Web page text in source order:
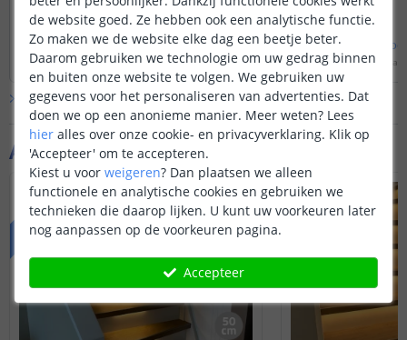
Aanvullende producten
PREMIUM PREMIUM
het hoogste punt naar beneden te
wandelen?
er nog steeds voor zorgen dat de
gehele kabelboom met strips aan gaat.
Bekijk hele antwoord
Door Levi op zondag 8 februari 2026
Bekijk hele
Door Louise op woensdag
Bekijk alle Vraag & antwoord
de website goed. Ze hebben ook een analytische functie.
Zo maken we de website elke dag een beetje beter.
Daarom gebruiken we technologie om uw gedrag binnen
en buiten onze website te volgen. We gebruiken uw
gegevens voor het personaliseren van advertenties. Dat
doen we op een anonieme manier. Meer weten? Lees
hier alles over onze cookie- en privacyverklaring. Klik op
'Accepteer' om te accepteren.
Kiest u voor weigeren? Dan plaatsen we alleen
functionele en analytische cookies en gebruiken we
technieken die daarop lijken. U kunt uw voorkeuren later
nog aanpassen op de voorkeuren pagina.
Accepteer